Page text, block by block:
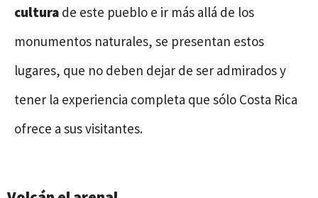
cultura de este pueblo e ir más allá de los
monumentos naturales, se presentan estos
lugares, que no deben dejar de ser admirados y
tener la experiencia completa que sólo Costa Rica
ofrece a sus visitantes.